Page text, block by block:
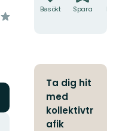
Besökt Spara
Ta dig hit
med
kollektivtr
afik